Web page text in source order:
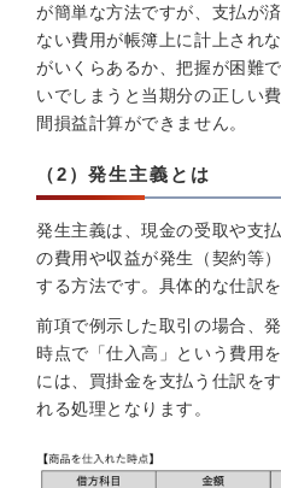
が簡単な方法ですが、支払が
ない費用が帳簿上に計上され
がいくらあるか、把握が困難
いでしまうと当期分の正しい
間損益計算ができません。
（2）発生主義とは
発生主義は、現金の受取や支
の費用や収益が発生（契約等
する方法です。具体的な仕訳
前項で例示した取引の場合、
時点で「仕入高」という費用
には、買掛金を支払う仕訳を
れる処理となります。